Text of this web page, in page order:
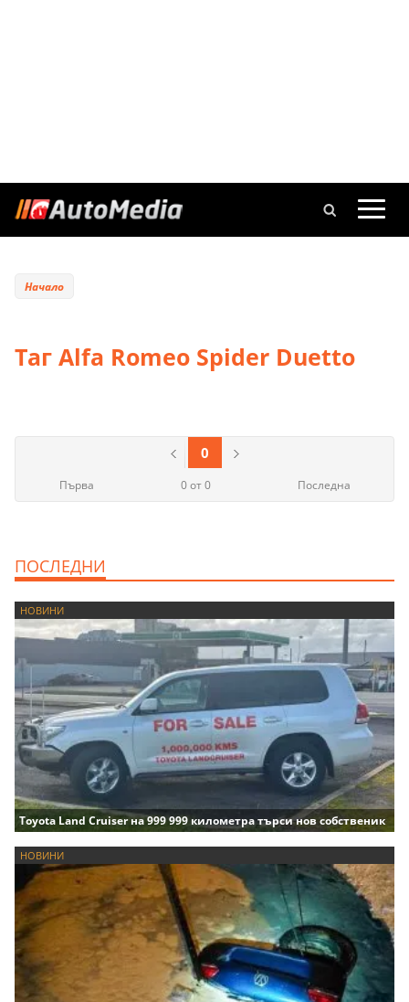
Начало
Таг Alfa Romeo Spider Duetto
0 от 0 Последна
0
Първа
ПОСЛЕДНИ
НОВИНИ
Toyota Land Cruiser на 999 999 километра търси нов собственик
НОВИНИ